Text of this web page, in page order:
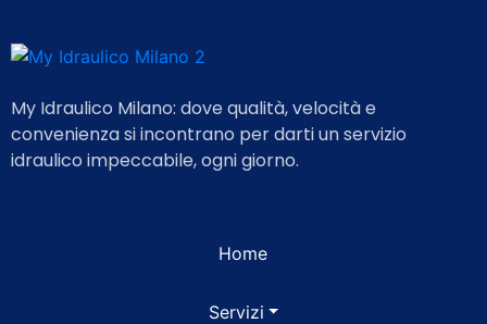
My Idraulico Milano: dove qualità, velocità e
convenienza si incontrano per darti un servizio
idraulico impeccabile, ogni giorno.
Home
Servizi